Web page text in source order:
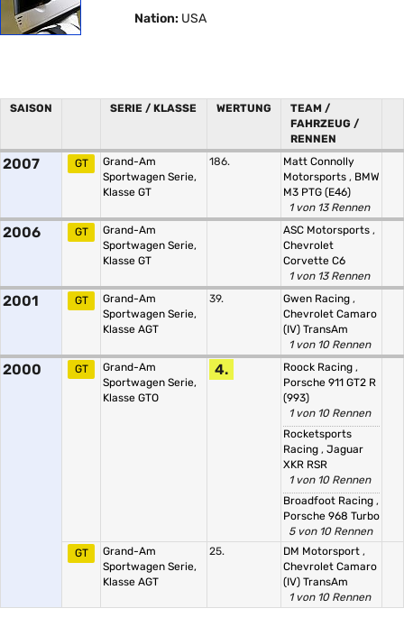
Nation: USA
SAISON SERIE / KLASSE WERTUNG
TEAM /
FAHRZEUG /
RENNEN
2007 GT
Grand-Am
Sportwagen Serie,
Klasse GT
186.
Matt Connolly
Motorsports , BMW
M3 PTG (E46)
1 von 13 Rennen
2006 GT
Grand-Am
Sportwagen Serie,
Klasse GT
ASC Motorsports ,
Chevrolet
Corvette C6
1 von 13 Rennen
2001 GT
Grand-Am
Sportwagen Serie,
Klasse AGT
39. Gwen Racing ,
Chevrolet Camaro
(IV) TransAm
1 von 10 Rennen
2000 GT
Grand-Am
Sportwagen Serie,
Klasse GTO
4. Roock Racing ,
Porsche 911 GT2 R
(993)
1 von 10 Rennen
Rocketsports
Racing , Jaguar
XKR RSR
1 von 10 Rennen
Broadfoot Racing ,
Porsche 968 Turbo
5 von 10 Rennen
GT
Grand-Am
Sportwagen Serie,
Klasse AGT
25. DM Motorsport ,
Chevrolet Camaro
(IV) TransAm
1 von 10 Rennen